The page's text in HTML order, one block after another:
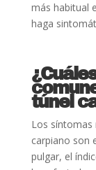
más habitual
haga
túnel
Los síntomas
carpiano son
pulgar, el